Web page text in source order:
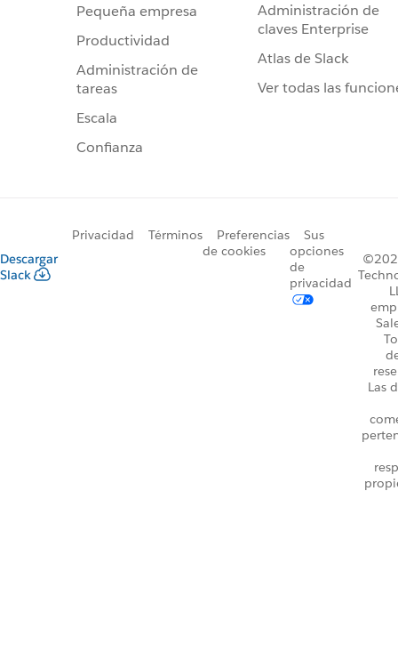
Pequeña empresa
Productividad
Administración de
tareas
Escala
Confianza
Administración de
claves Enterprise
Atlas de Slack
Ver todas las
Descargar
Slack
Privacidad Términos
Preferencias
de cookies
Sus
opciones
de
privacidad
Las